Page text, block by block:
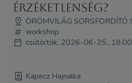
érzéketlenség?
ÖRÖMVILÁG SORSFORDÍTÓ
workshop
csütörtök, 2026-06-25.,
Kapecz Hajnalka